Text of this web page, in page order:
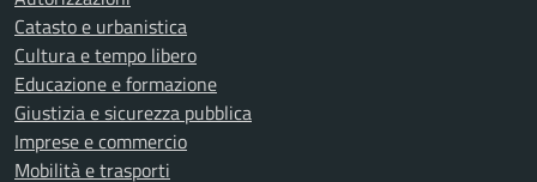
Catasto e urbanistica
Cultura e tempo libero
Educazione e formazione
Giustizia e sicurezza pubblica
Imprese e commercio
Mobilità e trasporti